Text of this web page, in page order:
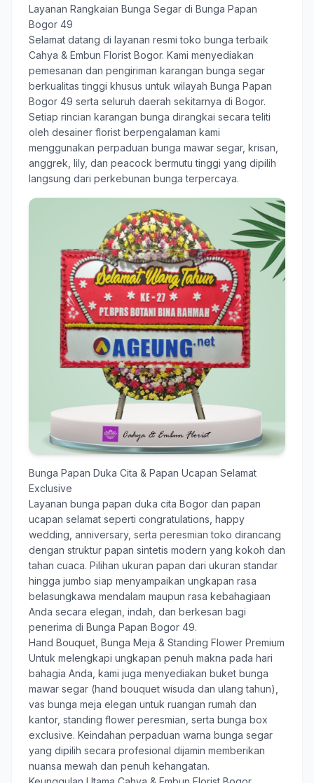
Layanan Rangkaian Bunga Segar di Bunga Papan
Bogor 49
Selamat datang di layanan resmi toko bunga terbaik
Cahya & Embun Florist Bogor. Kami menyediakan
pemesanan dan pengiriman karangan bunga segar
berkualitas tinggi khusus untuk wilayah Bunga Papan
Bogor 49 serta seluruh daerah sekitarnya di Bogor.
Setiap rincian karangan bunga dirangkai secara teliti
oleh desainer florist berpengalaman kami
menggunakan perpaduan bunga mawar segar, krisan,
anggrek, lily, dan peacock bermutu tinggi yang dipilih
langsung dari perkebunan bunga terpercaya.
Bunga Papan Duka Cita & Papan Ucapan Selamat
Exclusive
Layanan bunga papan duka cita Bogor dan papan
ucapan selamat seperti congratulations, happy
wedding, anniversary, serta peresmian toko dirancang
dengan struktur papan sintetis modern yang kokoh dan
tahan cuaca. Pilihan ukuran papan dari ukuran standar
hingga jumbo siap menyampaikan ungkapan rasa
belasungkawa mendalam maupun rasa kebahagiaan
Anda secara elegan, indah, dan berkesan bagi
penerima di Bunga Papan Bogor 49.
Hand Bouquet, Bunga Meja & Standing Flower Premium
Untuk melengkapi ungkapan penuh makna pada hari
bahagia Anda, kami juga menyediakan buket bunga
mawar segar (hand bouquet wisuda dan ulang tahun),
vas bunga meja elegan untuk ruangan rumah dan
kantor, standing flower peresmian, serta bunga box
exclusive. Keindahan perpaduan warna bunga segar
yang dipilih secara profesional dijamin memberikan
nuansa mewah dan penuh kehangatan.